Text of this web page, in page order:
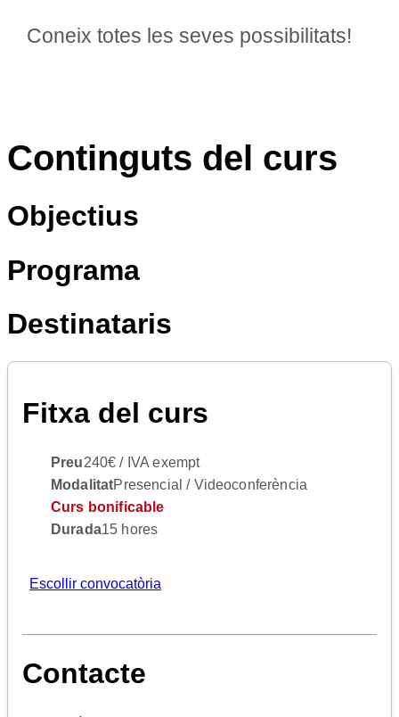
Coneix totes les seves possibilitats!
Continguts del curs
Objectius
Programa
Destinataris
Fitxa del curs
Preu240€ / IVA exempt
ModalitatPresencial / Videoconferència
Curs bonificable
Durada15 hores
Escollir convocatòria
Contacte